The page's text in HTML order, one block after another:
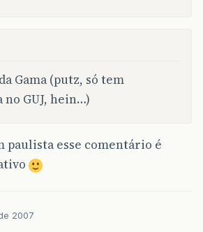
Gama (putz, só tem
no GUJ, hein…)
paulista esse comentário é
2007